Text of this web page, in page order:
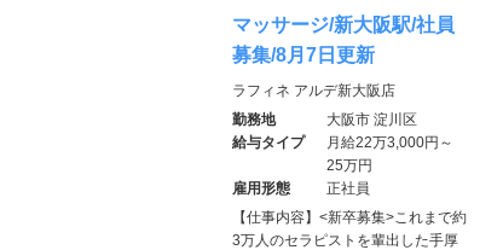
マッサージ/新大阪駅/社員
募集/8月7日更新
ラフィネ アルデ新大阪店
勤務地
大阪市 淀川区
給与タイプ
月給22万3,000円～
25万円
雇用形態
正社員
【仕事内容】<新卒募集>これまで約
3万人のセラピストを輩出した手厚